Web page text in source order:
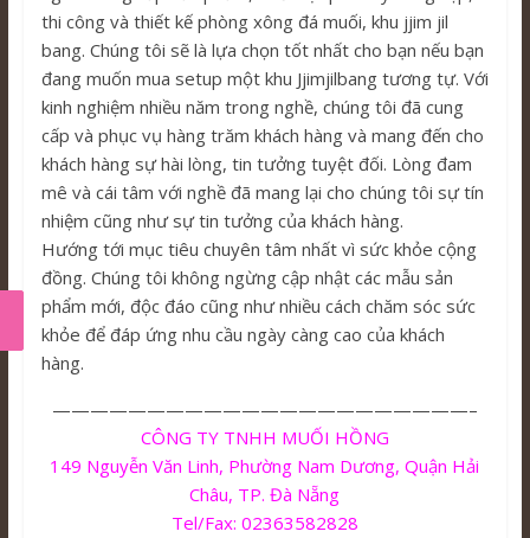
thi công và thiết kế phòng xông đá muối, khu jjim jil
bang. Chúng tôi sẽ là lựa chọn tốt nhất cho bạn nếu bạn
đang muốn mua setup một khu Jjimjilbang tương tự. Với
kinh nghiệm nhiều năm trong nghề, chúng tôi đã cung
cấp và phục vụ hàng trăm khách hàng và mang đến cho
khách hàng sự hài lòng, tin tưởng tuyệt đối. Lòng đam
mê và cái tâm với nghề đã mang lại cho chúng tôi sự tín
nhiệm cũng như sự tin tưởng của khách hàng.
Hướng tới mục tiêu chuyên tâm nhất vì sức khỏe cộng
đồng. Chúng tôi không ngừng cập nhật các mẫu sản
phẩm mới, độc đáo cũng như nhiều cách chăm sóc sức
khỏe để đáp ứng nhu cầu ngày càng cao của khách
hàng.
——————————————————————–
CÔNG TY TNHH MUỐI HỒNG
149 Nguyễn Văn Linh, Phường Nam Dương, Quận Hải
Châu, TP. Đà Nẵng
Tel/Fax: 02363582828